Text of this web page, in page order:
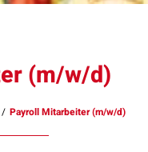
(m/w/d)
/ Payroll Mitarbeiter (m/w/d)